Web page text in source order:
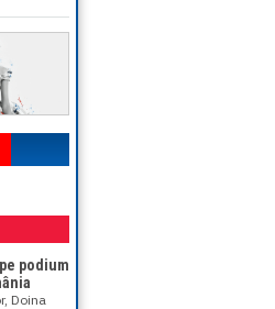
podium
Doina